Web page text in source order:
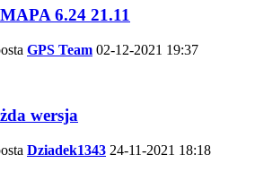
6.24 21.11
GPS Team 02-12-2021 19:37
wersja
Dziadek1343 24-11-2021 18:18